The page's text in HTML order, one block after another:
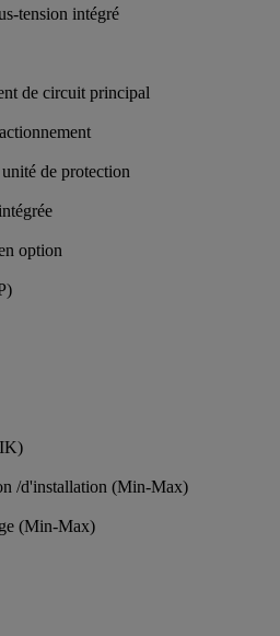
tension intégré
de circuit principal
de protection
option
/d'installation (Min-Max)
(Min-Max)